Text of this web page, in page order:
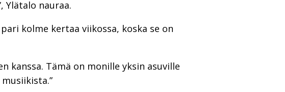
Ylätalo nauraa.
kolme kertaa viikossa, koska se on
kanssa. Tämä on monille yksin asuville